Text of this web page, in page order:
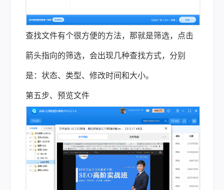
查找文件有个很方便的方法，那就是筛选，点击
箭头指向的筛选，会出现几种查找方式，分别
是：状态、类型、修改时间和大小。
第五步、预览文件